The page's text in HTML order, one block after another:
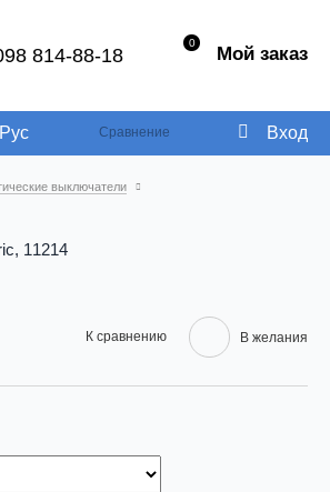
814-88-18
0 Мой заказ
Рус Сравнение Вход
выключатели
11214
К сравнению В желания